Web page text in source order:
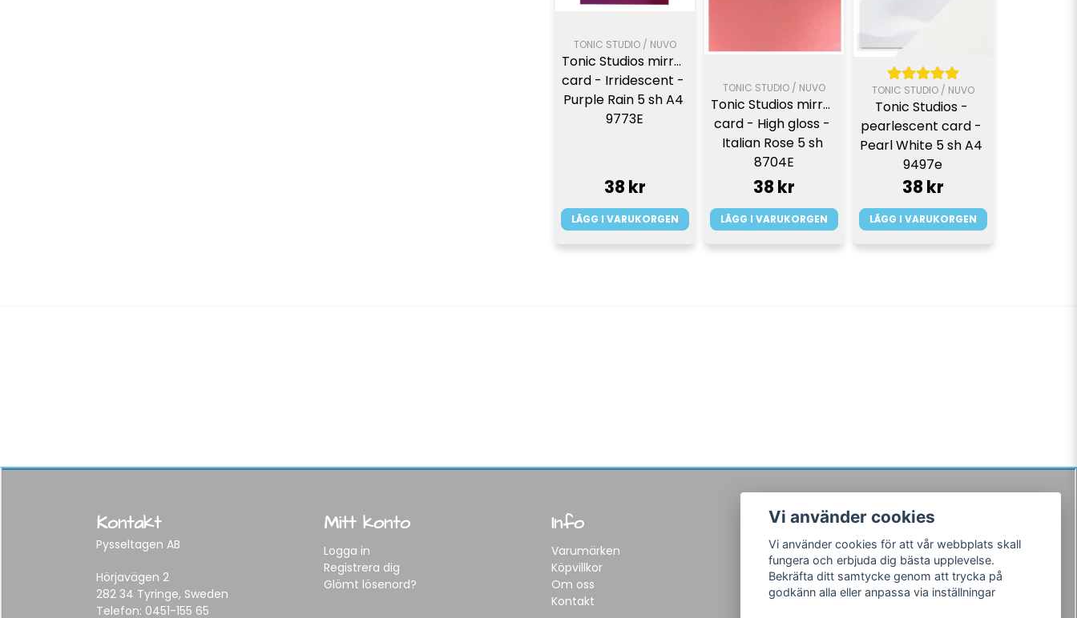
TONIC STUDIO / NUVO
Tonic Studios mirror
card - Irridescent -
Purple Rain 5 sh A4
9773E
38 kr
LÄGG I VARUKORGEN
TONIC STUDIO / NUVO
Tonic Studios mirror
card - High gloss -
Italian Rose 5 sh
8704E
38 kr
LÄGG I VARUKORGEN
TONIC STUDIO / NUVO
Tonic Studios -
pearlescent card -
Pearl White 5 sh A4
9497e
38 kr
LÄGG I VARUKORGEN
Kontakt
Pysseltagen AB
Hörjavägen 2
282 34 Tyringe, Sweden
Telefon: 0451-155 65
Mitt konto
Logga in
Registrera dig
Glömt lösenord?
Info
Varumärken
Köpvillkor
Om oss
Kontakt
Följ oss
Facebook
Instagram
Vi använder cookies
Vi använder cookies för att vår webbplats skall
fungera och erbjuda dig bästa upplevelse.
Bekräfta ditt samtycke genom att trycka på
godkänn alla eller anpassa via inställningar